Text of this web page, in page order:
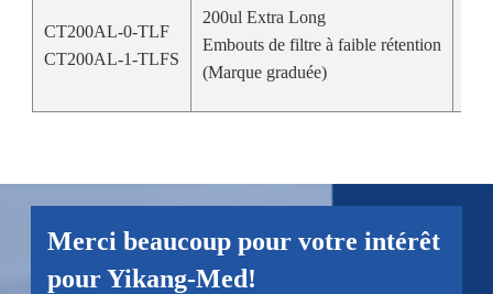
CT200AL-0-TLF
CT200AL-1-TLFS
200ul Extra Long
Embouts de filtre à faible rétention
(Marque graduée)
Merci beaucoup pour votre intérêt
pour Yikang-Med!